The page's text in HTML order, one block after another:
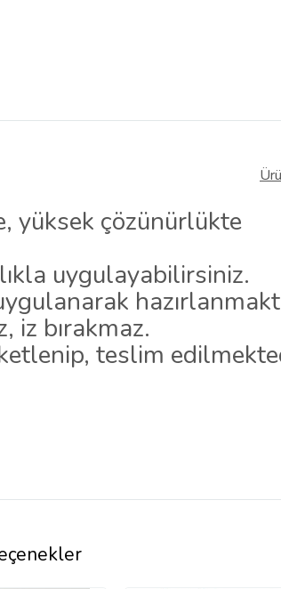
yüksek çözünürlükte
uygulayabilirsiniz.
iz bırakmaz.
teslim